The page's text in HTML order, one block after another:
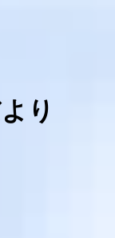
り